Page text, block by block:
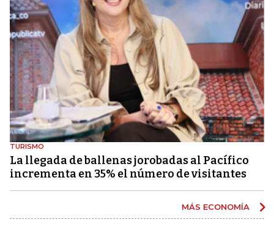
TURISMO
La llegada de ballenas jorobadas al Pacífico
incrementa en 35% el número de visitantes
MÁS ECONOMÍA